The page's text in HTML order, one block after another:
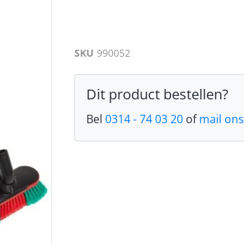
SKU 990052
Dit product bestellen?
Bel 0314 - 74 03 20ofmail ons